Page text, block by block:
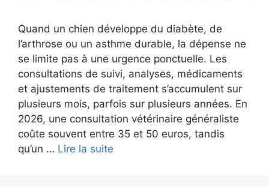
Quand un chien développe du diabète, de
l’arthrose ou un asthme durable, la dépense ne
se limite pas à une urgence ponctuelle. Les
consultations de suivi, analyses, médicaments
et ajustements de traitement s’accumulent sur
plusieurs mois, parfois sur plusieurs années. En
2026, une consultation vétérinaire généraliste
coûte souvent entre 35 et 50 euros, tandis
qu’un … Lire la suite